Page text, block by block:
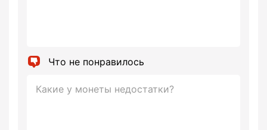
Что не понравилось